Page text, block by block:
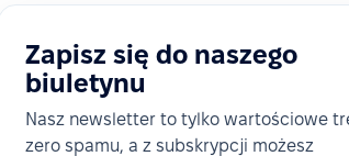
Zapisz się do naszego
biuletynu
Nasz newsletter to tylko wartościowe
zero spamu, a z subskrypcji możesz